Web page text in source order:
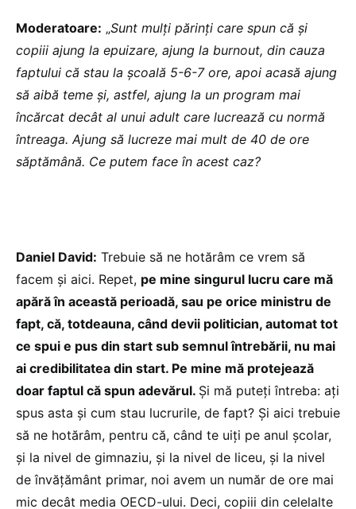
Moderatoare: „Sunt mulți părinți care spun că și
copiii ajung la epuizare, ajung la burnout, din cauza
faptului că stau la școală 5-6-7 ore, apoi acasă ajung
să aibă teme și, astfel, ajung la un program mai
încărcat decât al unui adult care lucrează cu normă
întreaga. Ajung să lucreze mai mult de 40 de ore
săptămână. Ce putem face în acest caz?
Daniel David: Trebuie să ne hotărâm ce vrem să
facem și aici. Repet, pe mine singurul lucru care mă
apără în această perioadă, sau pe orice ministru de
fapt, că, totdeauna, când devii politician, automat tot
ce spui e pus din start sub semnul întrebării, nu mai
ai credibilitatea din start. Pe mine mă protejează
doar faptul că spun adevărul. Și mă puteți întreba: ați
spus asta și cum stau lucrurile, de fapt? Și aici trebuie
să ne hotărâm, pentru că, când te uiți pe anul școlar,
și la nivel de gimnaziu, și la nivel de liceu, și la nivel
de învățământ primar, noi avem un număr de ore mai
mic decât media OECD-ului. Deci, copiii din celelalte